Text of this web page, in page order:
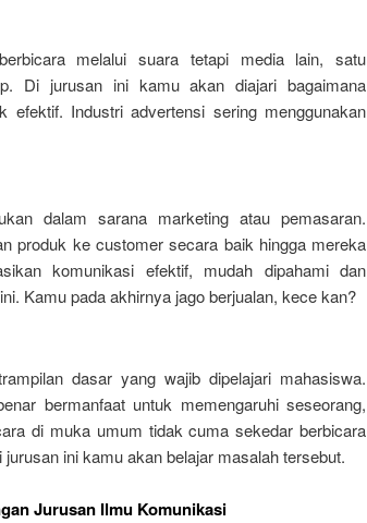
melalui suara tetapi media lain, satu
Di jurusan ini kamu akan diajari bagaimana
efektif. Industri advertensi sering menggunakan
dalam sarana marketing atau pemasaran.
produk ke customer secara baik hingga mereka
komunikasi efektif, mudah dipahami dan
Kamu pada akhirnya jago berjualan, kece kan?
dasar yang wajib dipelajari mahasiswa.
bermanfaat untuk memengaruhi seseorang,
di muka umum tidak cuma sekedar berbicara
ini kamu akan belajar masalah tersebut.
Jurusan Ilmu Komunikasi